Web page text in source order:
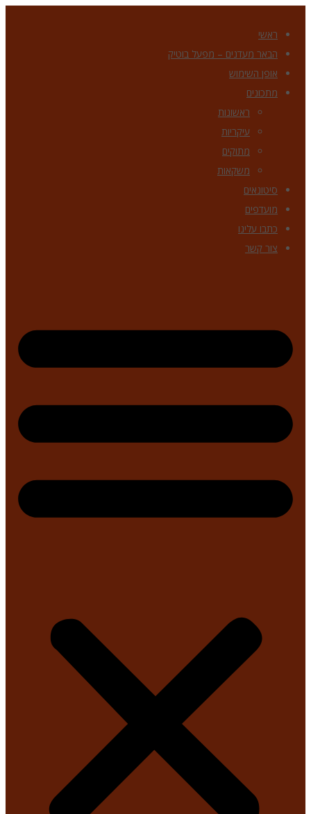
ראשי
הבאר מעדנים – מפעל בוטיק
אופן השימוש
מתכונים
ראשונות
עיקריות
מתוקים
משקאות
סיטונאים
מועדפים
כתבו עלינו
צור קשר